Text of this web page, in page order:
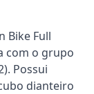
Bike Full
com o grupo
Possui
dianteiro